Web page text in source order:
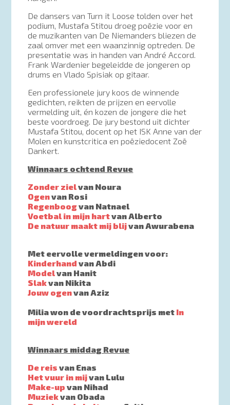
De dansers van Turn it Loose tolden over het
podium, Mustafa Stitou droeg poëzie voor en
de muzikanten van De Niemanders bliezen de
zaal omver met een waanzinnig optreden. De
presentatie was in handen van André Accord.
Frank Wardenier begeleidde de jongeren op
drums en Vlado Spisiak op gitaar.
Een professionele jury koos de winnende
gedichten, reikten de prijzen en eervolle
vermelding uit, én kozen de jongere die het
beste voordroeg. De jury bestond uit dichter
Mustafa Stitou, docent op het ISK Anne van der
Molen en kunstcritica en poëziedocent Zoë
Dankert.
Winnaars ochtend Revue
Zonder zielvan Noura
Ogenvan Rosi
Regenboogvan Natnael
Voetbal in mijn hartvan Alberto
De natuur maakt mij blijvan Awurabena
Met eervolle vermeldingen voor:
Kinderhand van Abdi
Modelvan Hanit
Slakvan Nikita
Jouw ogenvan Aziz
Milia won de voordrachtsprijs met In
mijn wereld
Winnaars middag Revue
De reis van Enas
Het vuur in mijvan Lulu
Make-up van Nihad
Muziekvan Obada